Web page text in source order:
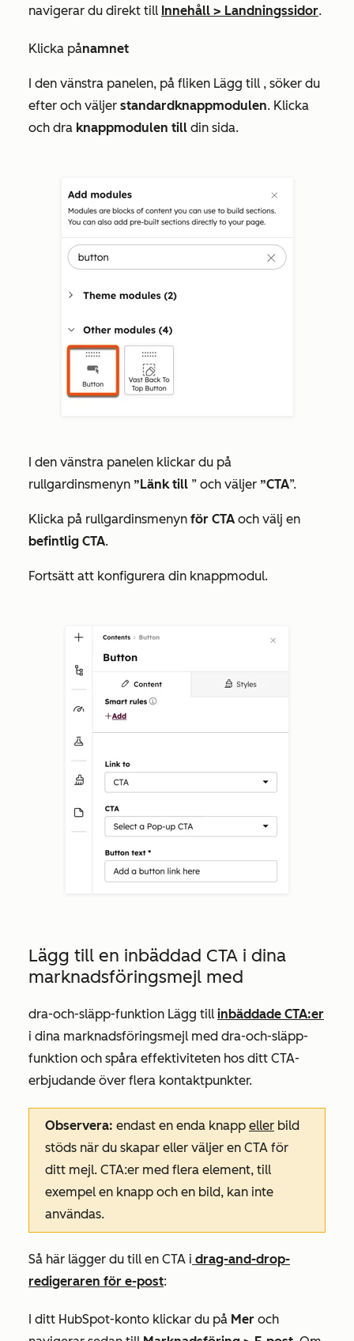
navigerar du direkt till Innehåll > Landningssidor.
Klicka pånamnet
I den vänstra panelen, på fliken Lägg till , söker du
efter och väljer standardknappmodulen. Klicka
och dra knappmodulen till din sida.
I den vänstra panelen klickar du på
rullgardinsmenyn ”Länk till ” och väljer ”CTA”.
Klicka på rullgardinsmenyn för CTA och välj en
befintlig CTA.
Fortsätt att konfigurera din knappmodul.
Lägg till en inbäddad CTA i dina
marknadsföringsmejl med
dra-och-släpp-funktion Lägg till inbäddade CTA:er
i dina marknadsföringsmejl med dra-och-släpp-
funktion och spåra effektiviteten hos ditt CTA-
erbjudande över flera kontaktpunkter.
Observera: endast en enda knapp eller bild
stöds när du skapar eller väljer en CTA för
ditt mejl. CTA:er med flera element, till
exempel en knapp och en bild, kan inte
användas.
Så här lägger du till en CTA i drag-and-drop-
redigeraren för e-post:
I ditt HubSpot-konto klickar du på Mer och